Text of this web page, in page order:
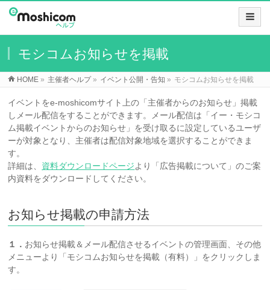
モシコムお知らせを掲載
HOME » 主催者ヘルプ» イベント公開・告知 » モシコムお知らせを掲載
イベントをe-moshicomサイト上の「主催者からのお知らせ」掲載
しメール配信をすることができます。メール配信は「イー・モシコ
ム掲載イベントからのお知らせ」を受け取るに設定しているユーザ
ーが対象となり、主催者は配信対象地域を選択することができま
す。
詳細は、 資料ダウンロードページより「広告掲載について」のご案
内資料をダウンロードしてください。
お知らせ掲載の申請方法
１． お知らせ掲載＆メール配信させるイベントの管理画面、その他
メニューより「モシコムお知らせを掲載（有料）」をクリックしま
す。